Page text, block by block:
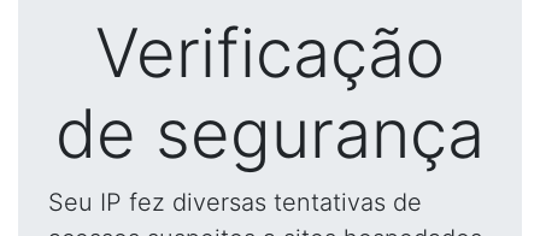
Verificação
de segurança
Seu IP fez diversas tentativas de